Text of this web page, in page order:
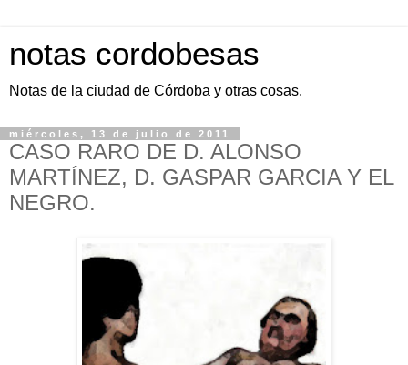
notas cordobesas
Notas de la ciudad de Córdoba y otras cosas.
miércoles, 13 de julio de 2011
CASO RARO DE D. ALONSO
MARTÍNEZ, D. GASPAR GARCIA Y EL
NEGRO.